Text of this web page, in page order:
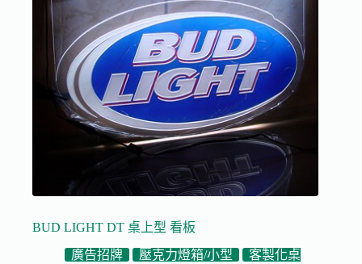
BUD LIGHT DT 桌上型 看板
廣告招牌
壓克力燈箱/小型
客製化桌